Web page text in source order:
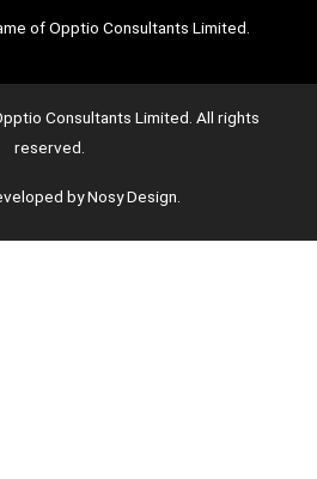
of Opptio Consultants Limited.
Consultants Limited. All rights
reserved.
by Nosy Design.